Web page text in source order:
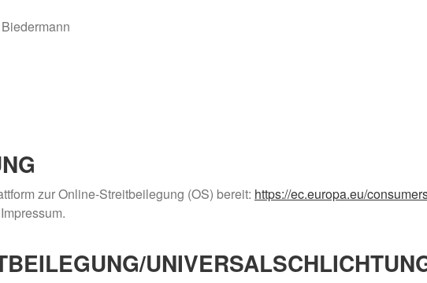
zur Online-Streitbeilegung (OS) bereit: https://ec.europa.eu/